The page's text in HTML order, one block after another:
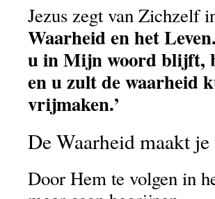
Jezus zegt van Zichzelf
Waarheid en het
u in Mijn woord blijft,
en u zult de waarheid
vrijmaken.’
De Waarheid maakt
Door Hem te volgen in